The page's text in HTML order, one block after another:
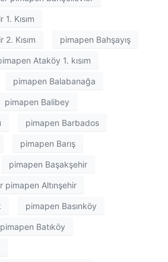
Kısım
Kısım pimapen Bahşayış
Ataköy 1. kısım
pimapen Balabanağa
pimapen Balibey
pimapen Barbados
pimapen Barış
pimapen Başakşehir
pimapen Altınşehir
pimapen Basınköy
pimapen Batıköy